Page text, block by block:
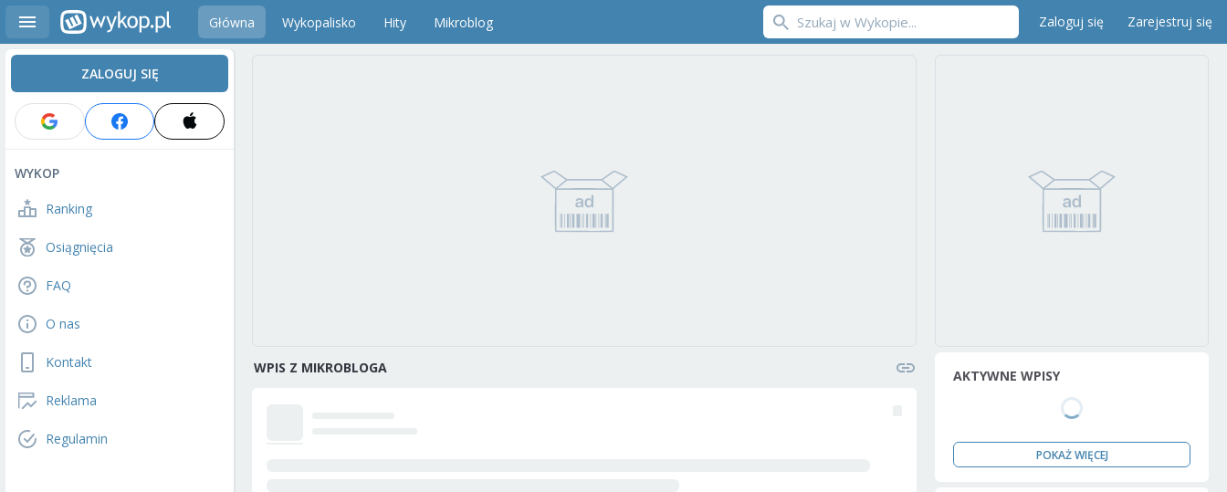
Główna Wykopalisko Hity Mikroblog Zaloguj się Zarejestruj się
ZALOGUJ SIĘ
WYKOP
Ranking
Osiągnięcia
FAQ
O nas
Kontakt
Reklama
Regulamin
WPIS Z MIKROBLOGA AKTYWNE WPISY
POKAŻ WIĘCEJ